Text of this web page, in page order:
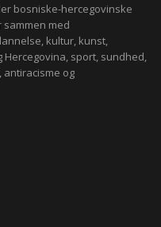
bosniske-hercegovinske
sammen med
kultur, kunst,
sport, sundhed,
antiracisme og